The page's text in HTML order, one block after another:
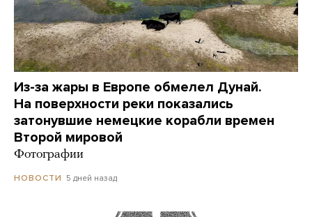
Из-за жары в Европе обмелел Дунай.
На поверхности реки показались
затонувшие немецкие корабли времен
Второй мировой
Фотографии
НОВОСТИ 5 дней назад